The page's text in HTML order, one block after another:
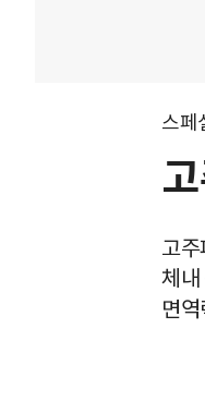
스페
고
체내
면